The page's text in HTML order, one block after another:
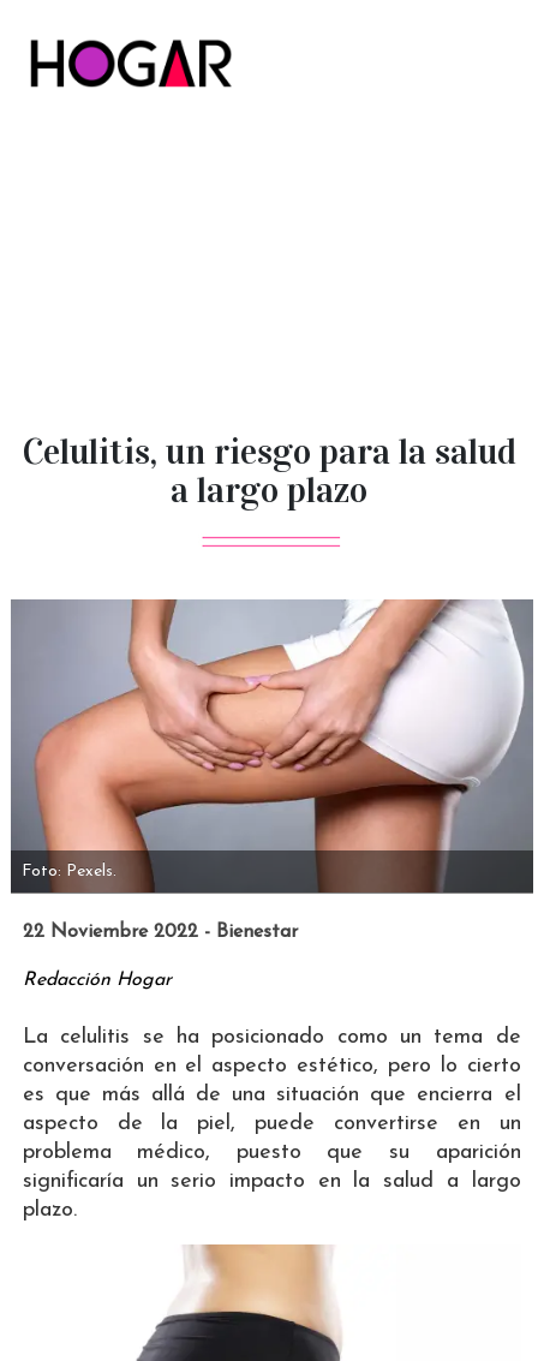
Celulitis, un riesgo para la salud
a largo plazo
Foto: Pexels.
22 Noviembre 2022 - Bienestar
Redacción Hogar
La celulitis se ha posicionado como un tema de
conversación en el aspecto estético, pero lo cierto
es que más allá de una situación que encierra el
aspecto de la piel, puede convertirse en un
problema médico, puesto que su aparición
significaría un serio impacto en la salud a largo
plazo.